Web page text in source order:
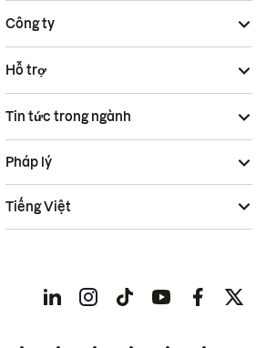
Công ty
Hỗ trợ
Tin tức trong ngành
Pháp lý
Tiếng Việt